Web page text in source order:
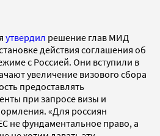
утвердил решение глав МИД
действия соглашения об
с Россией. Они вступили в
увеличение визового сбора
предоставлять
при запросе визы и
«Для россиян
не фундаментальное право, а